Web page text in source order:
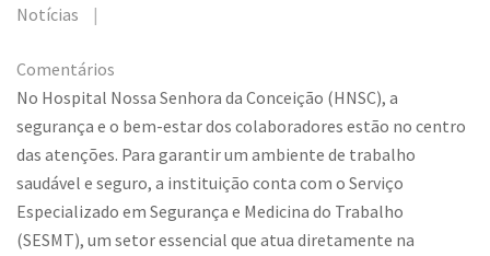
Notícias
Comentários
No Hospital Nossa Senhora da Conceição (HNSC), a
segurança e o bem-estar dos colaboradores estão no centro
das atenções. Para garantir um ambiente de trabalho
saudável e seguro, a instituição conta com o Serviço
Especializado em Segurança e Medicina do Trabalho
(SESMT), um setor essencial que atua diretamente na